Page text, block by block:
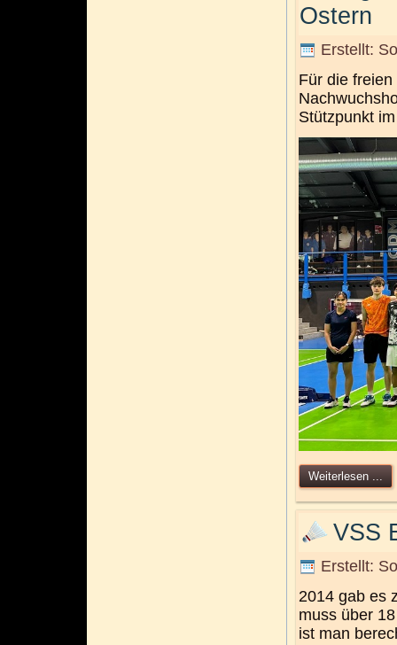
Ostern
Erstellt:
Für die
Stützpunkt
Weiterlesen ...
VSS
Erstellt:
2014 gab es
muss über
ist man